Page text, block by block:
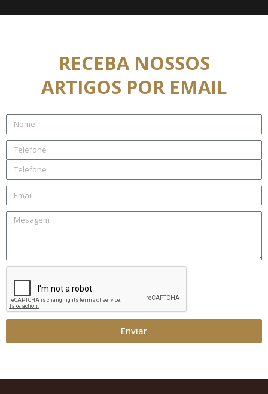
RECEBA NOSSOS
ARTIGOS POR EMAIL
Enviar